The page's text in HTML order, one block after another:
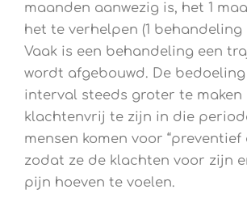
maanden aanwezig is, het 1
het te verhelpen (1 behandeling
Vaak is een behandeling een
wordt afgebouwd. De
interval steeds groter te maken
klachtenvrij te zijn in die
mensen komen voor “preventief
zodat ze de klachten voor zijn
pijn hoeven te voelen.